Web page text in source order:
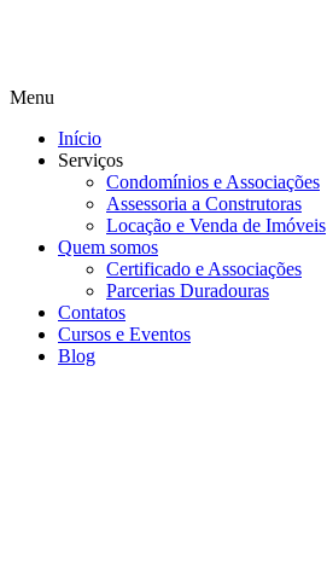
Menu
Início
Serviços
Condomínios e Associações
Assessoria a Construtoras
Locação e Venda de Imóveis
Quem somos
Certificado e Associações
Parcerias Duradouras
Contatos
Cursos e Eventos
Blog